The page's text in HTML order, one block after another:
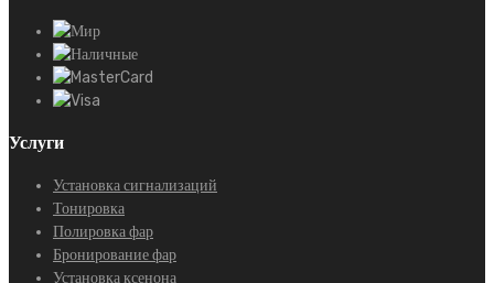
Услуги
Установка сигнализаций
Тонировка
Полировка фар
Бронирование фар
Установка ксенона